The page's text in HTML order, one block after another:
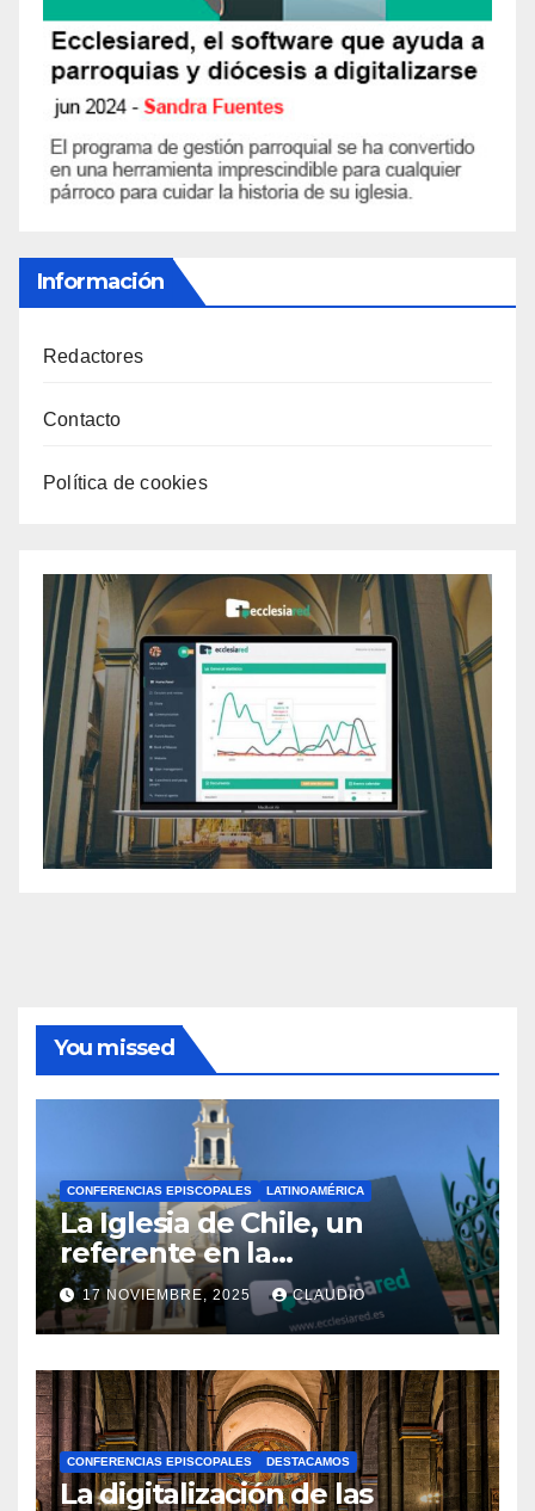
Información
Redactores
Contacto
Política de cookies
You missed
CONFERENCIAS EPISCOPALES LATINOAMÉRICA
La Iglesia de Chile, un
referente en la
transformación digital
gracias a Ecclesiared
17 NOVIEMBRE, 2025 CLAUDIO
N
O
H
A
Y
CONFERENCIAS EPISCOPALES DESTACAMOS
La digitalización de las